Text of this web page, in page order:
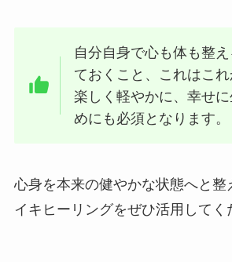
自分自身で心も体も整
ておくこと、これはこ
楽しく軽やかに、幸せ
めにも必須となります。
心身を本来の健やかな状態へと整
イキヒーリングをぜひ活用してく